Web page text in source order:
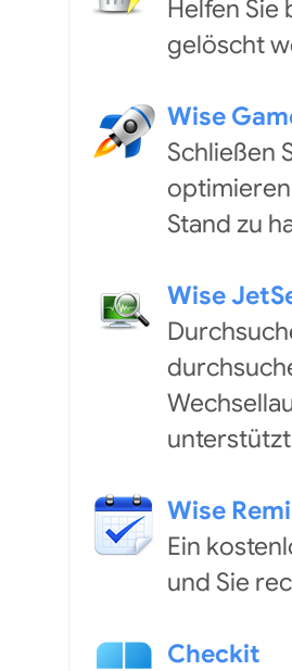
Helfen Sie
gelöscht
Wise
Schließen
optimieren
Stand zu
Wise
Wise
Ein
und Sie
Checkit